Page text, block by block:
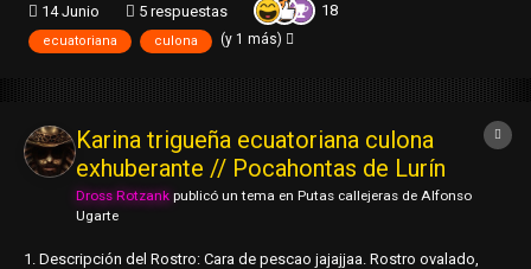
chinitos, boca mediana, labios semi-gruesos y cabello negro lacio
largo. 2. Edad: 25 +...
14 Junio 5 respuestas 18
ecuatoriana culona (y 1 más)
Karina trigueña ecuatoriana culona
exhuberante // Pocahontas de Lurín
Dross Rotzank publicó un tema en Putas callejeras de Alfonso
Ugarte
1. Descripción del Rostro: Cara de pescao jajajjaa. Rostro ovalado,